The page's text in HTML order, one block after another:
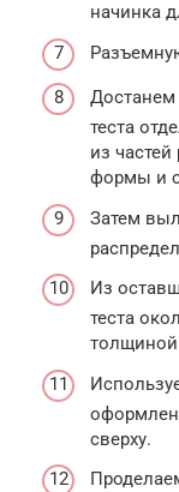
начинка
Достанем
теста
из
формы и
Затем
Из
теста
толщиной
сверху.